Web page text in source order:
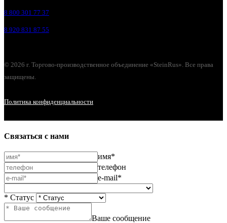
8 800 301 77 37
8 920 831 87 55
© 2026 г. Торгово-производственное объединение «SteinRus». Все права
защищены.
Политика конфиденциальности
Связаться с нами
имя*
телефон
e-mail*
* Статус
Ваше сообщение